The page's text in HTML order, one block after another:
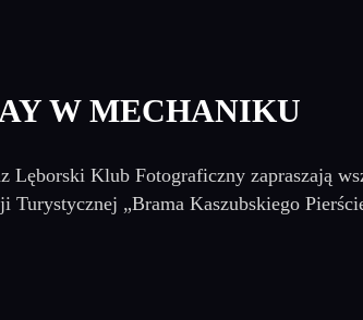
W MECHANIKU
Lęborski Klub Fotograficzny zapraszają
„Brama Kaszubskiego